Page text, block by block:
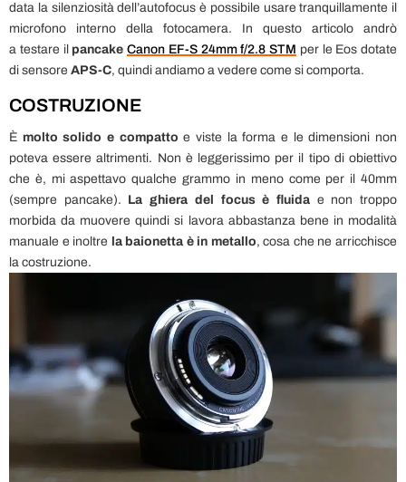
data la silenziosità dell’autofocus è possibile usare tranquillamente il
microfono interno della fotocamera. In questo articolo andrò
a testare il pancake Canon EF-S 24mm f/2.8 STM per le Eos dotate
di sensore APS-C, quindi andiamo a vedere come si comporta.
COSTRUZIONE
È molto solido e compatto e viste la forma e le dimensioni non
poteva essere altrimenti. Non è leggerissimo per il tipo di obiettivo
che è, mi aspettavo qualche grammo in meno come per il 40mm
(sempre pancake). La ghiera del focus è fluidae non troppo
morbida da muovere quindi si lavora abbastanza bene in modalità
manuale e inoltre la baionetta è in metallo, cosa che ne arricchisce
la costruzione.